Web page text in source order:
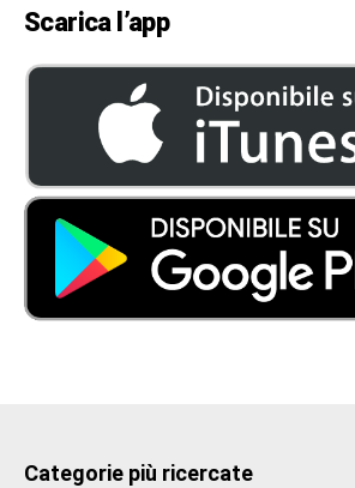
Scarica l’app
Categorie più ricercate